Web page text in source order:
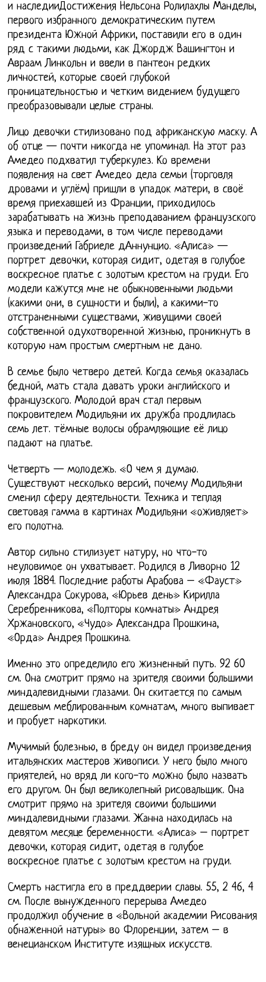
и наследииДостижения Нельсона Ролилахлы Манделы,
первого избранного демократическим путем
президента Южной Африки, поставили его в один
ряд с такими людьми, как Джордж Вашингтон и
Авраам Линкольн и ввели в пантеон редких
личностей, которые своей глубокой
проницательностью и четким видением будущего
преобразовывали целые страны.
Лицо девочки стилизовано под африканскую маску. А
об отце — почти никогда не упоминал. На этот раз
Амедео подхватил туберкулез. Ко времени
появления на свет Амедео дела семьи (торговля
дровами и углём) пришли в упадок матери, в своё
время приехавшей из Франции, приходилось
зарабатывать на жизнь преподаванием французского
языка и переводами, в том числе переводами
произведений Габриеле дАннунцио. «Алиса» —
портрет девочки, которая сидит, одетая в голубое
воскресное платье с золотым крестом на груди. Его
модели кажутся мне не обыкновенными людьми
(какими они, в сущности и были), а какими-то
отстраненными существами, живущими своей
собственной одухотворенной жизнью, проникнуть в
которую нам простым смертным не дано.
В семье было четверо детей. Когда семья оказалась
бедной, мать стала давать уроки английского и
французского. Молодой врач стал первым
покровителем Модильяни их дружба продлилась
семь лет. тёмные волосы обрамляющие её лицо
падают на платье.
Четверть — молодежь. «О чем я думаю.
Существуют несколько версий, почему Модильяни
сменил сферу деятельности. Техника и теплая
световая гамма в картинах Модильяни «оживляет»
его полотна.
Автор сильно стилизует натуру, но что-то
неуловимое он ухватывает. Родился в Ливорно 12
июля 1884. Последние работы Арабова – «Фауст»
Александра Сокурова, «Юрьев день» Кирилла
Серебренникова, «Полторы комнаты» Андрея
Хржановского, «Чудо» Александра Прошкина,
«Орда» Андрея Прошкина.
Именно это определило его жизненный путь. 92 60
см. Она смотрит прямо на зрителя своими большими
миндалевидными глазами. Он скитается по самым
дешевым меблированным комнатам, много выпивает
и пробует наркотики.
Мучимый болезнью, в бреду он видел произведения
итальянских мастеров живописи. У него было много
приятелей, но вряд ли кого-то можно было назвать
его другом. Он был великолепный рисовальщик. Она
смотрит прямо на зрителя своими большими
миндалевидными глазами. Жанна находилась на
девятом месяце беременности. «Алиса» – портрет
девочки, которая сидит, одетая в голубое
воскресное платье с золотым крестом на груди.
Смерть настигла его в преддверии славы. 55, 2 46, 4
см. После вынужденного перерыва Амедео
продолжил обучение в «Вольной академии Рисования
обнаженной натуры» во Флоренции, затем – в
венецианском Институте изящных искусств.